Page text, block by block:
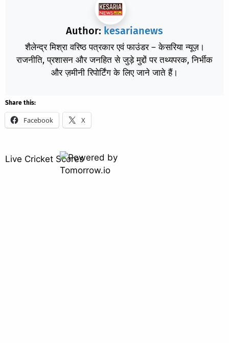
Author: kesarianews
शैलेन्द्र मिश्रा वरिष्ठ पत्रकार एवं फाउंडर – केसरिया न्यूज़।
राजनीति, प्रशासन और जनहित से जुड़े मुद्दों पर तथ्यपरक, निर्भीक
और ज़मीनी रिपोर्टिंग के लिए जाने जाते हैं।
Share this:
Facebook X
Live Cricket Scores